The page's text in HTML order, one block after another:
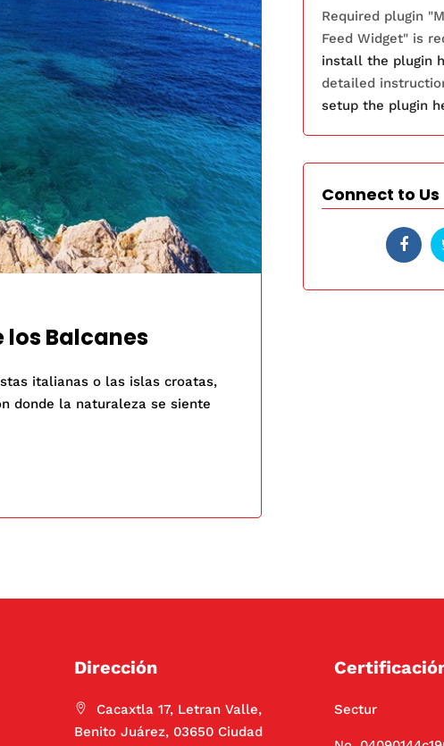
los Balcanes
italianas o las islas croatas,
donde la naturaleza se siente
Required plugin
Feed Widget" is
install the plugin
detailed
setup the plugin
Connect to Us
Dirección
Cacaxtla 17, Letran Valle,
Benito Juárez, 03650 Ciudad
Sectur